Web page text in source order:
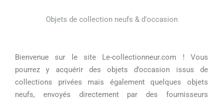
Objets de collection neufs & d'occasion
Bienvenue sur le site Le-collectionneur.com ! Vous
pourrez y acquérir des objets d’occasion issus de
collections privées mais également quelques objets
neufs, envoyés directement par des fournisseurs